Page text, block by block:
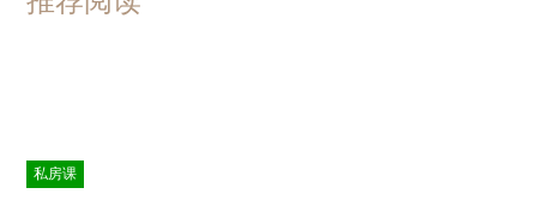
想家与实干家就始终关注腐败政府的问题，即“为私
哈灵顿与17世纪和18世纪的英国学者(即辉格党人或
私房课